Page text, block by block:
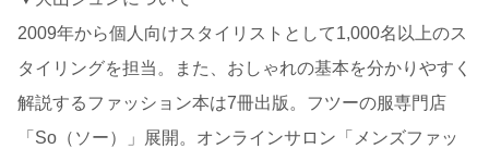
2009年から個人向けスタイリストとして1,000名以上のス
タイリングを担当。また、おしゃれの基本を分かりやすく
解説するファッション本は7冊出版。フツーの服専門店
「So（ソー）」展開。オンラインサロン「メンズファッ